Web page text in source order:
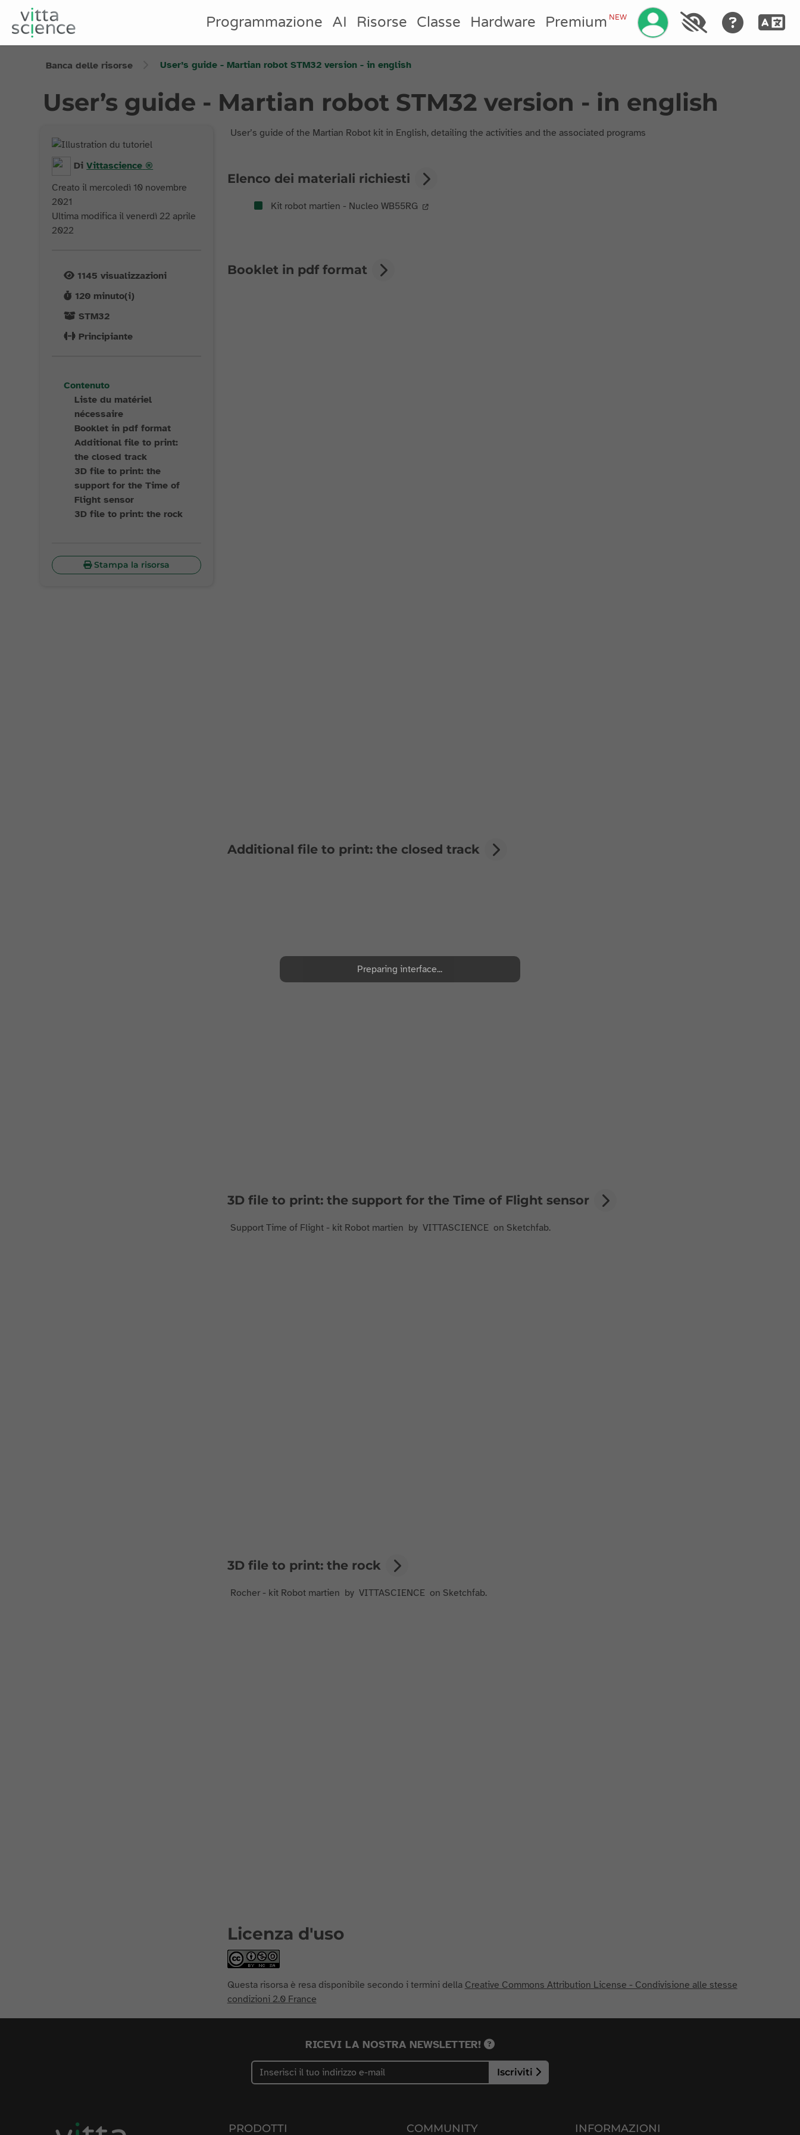
Programmazione AI Risorse Classe Hardware PremiumNEW Gestisci il tuo account
Banca delle risorse User’s guide - Martian robot STM32 version - in english
User’s guide - Martian robot STM32 version - in english
DiVittascience ®
Creato il mercoledì 10 novembre
2021
Ultima modifica il venerdì 22 aprile
2022
1145 visualizzazioni
120 minuto(i)
STM32
Principiante
Contenuto
Liste du matériel
nécessaire
Booklet in pdf format
Additional file to print:
the closed track
3D file to print: the
support for the Time of
Flight sensor
3D file to print: the rock
Stampa la risorsa
User’s guide of the Martian Robot kit in English, detailing the activities and the associated programs
Elenco dei materiali richiesti
Kit robot martien - Nucleo WB55RG
Booklet in pdf format
Additional file to print: the closed track
3D file to print: the support for the Time of Flight sensor
Support Time of Flight - kit Robot martien by VITTASCIENCE on Sketchfab.
3D file to print: the rock
Rocher - kit Robot martien by VITTASCIENCE on Sketchfab.
Licenza d'uso
Questa risorsa è resa disponibile secondo i termini della Creative Commons Attribution License - Condivisione alle stesse
condizioni 2.0 France
RICEVI LA NOSTRA NEWSLETTER!
Iscriviti
PRODOTTI COMMUNITY INFORMAZIONI
Preparing interface...